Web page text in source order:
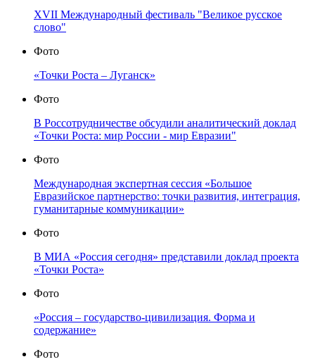
XVII Международный фестиваль "Великое русское
слово"
Фото
«Точки Роста – Луганск»
Фото
В Россотрудничестве обсудили аналитический доклад
«Точки Роста: мир России - мир Евразии"
Фото
Международная экспертная сессия «Большое
Евразийское партнерство: точки развития, интеграция,
гуманитарные коммуникации»
Фото
В МИА «Россия сегодня» представили доклад проекта
«Точки Роста»
Фото
«Россия – государство-цивилизация. Форма и
содержание»
Фото